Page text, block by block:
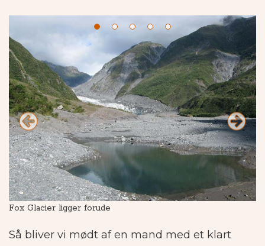
Fox Glacier ligger forude
Så bliver vi mødt af en mand med et klart